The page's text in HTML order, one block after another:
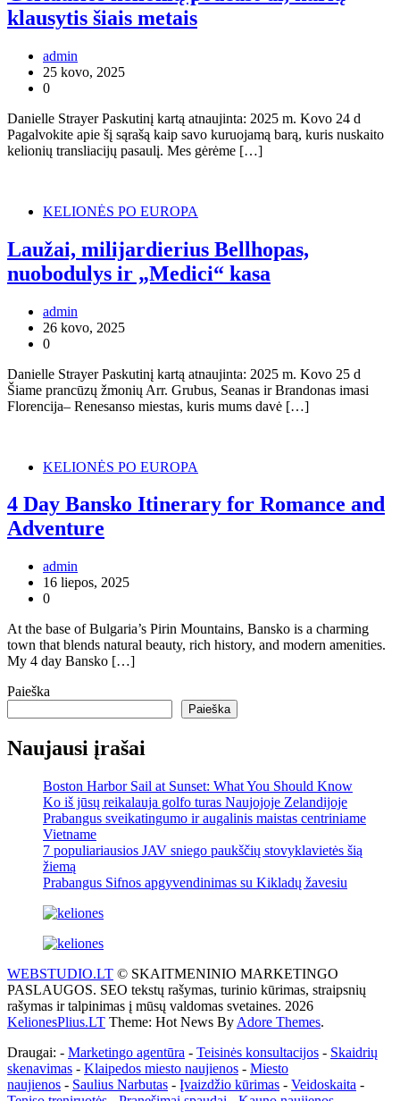
klausytis šiais metais
admin
25 kovo, 2025
0
Danielle Strayer Paskutinį kartą atnaujinta: 2025 m. Kovo 24 d
Pagalvokite apie šį sąrašą kaip savo kuruojamą barą, kuris nuskaito
kelionių transliacijų pasaulį. Mes gėrėme […]
KELIONĖS PO EUROPA
Laužai, milijardierius Bellhopas,
nuobodulys ir „Medici“ kasa
admin
26 kovo, 2025
0
Danielle Strayer Paskutinį kartą atnaujinta: 2025 m. Kovo 25 d
Šiame prancūzų žmonių Arr. Grubus, Seanas ir Brandonas imasi
Florencija– Renesanso miestas, kuris mums davė […]
KELIONĖS PO EUROPA
4 Day Bansko Itinerary for Romance and
Adventure
admin
16 liepos, 2025
0
At the base of Bulgaria’s Pirin Mountains, Bansko is a charming
town that blends natural beauty, rich history, and modern amenities.
My 4 day Bansko […]
Paieška
Paieška
Naujausi įrašai
Boston Harbor Sail at Sunset: What You Should Know
Ko iš jūsų reikalauja golfo turas Naujojoje Zelandijoje
Prabangus sveikatingumo ir augalinis maistas centriniame
Vietname
7 populiariausios JAV sniego paukščių stovyklavietės šią
žiemą
Prabangus Sifnos apgyvendinimas su Kikladų žavesiu
WEBSTUDIO.LT © SKAITMENINIO MARKETINGO
PASLAUGOS. SEO tekstų rašymas, turinio kūrimas, straipsnių
rašymas ir talpinimas į mūsų valdomas svetaines. 2026
KelionesPlius.LT Theme: Hot News By Adore Themes.
Draugai: - Marketingo agentūra - Teisinės konsultacijos - Skaidrių
skenavimas - Klaipedos miesto naujienos - Miesto
naujienos - Saulius Narbutas - Įvaizdžio kūrimas - Veidoskaita -